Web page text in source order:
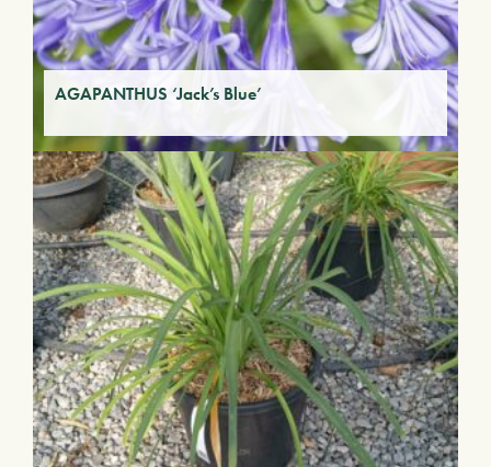
AGAPANTHUS ‘Jack’s Blue’